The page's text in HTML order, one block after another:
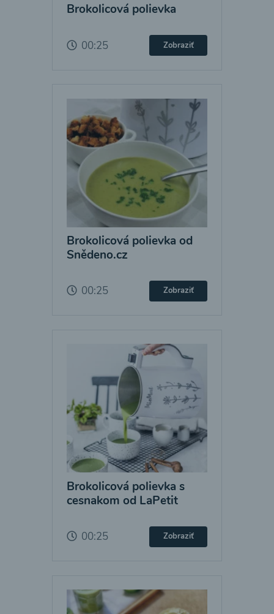
Brokolicová polievka
00:25 Zobraziť
Brokolicová polievka od
Snědeno.cz
00:25 Zobraziť
Brokolicová polievka s
cesnakom od LaPetit
00:25 Zobraziť